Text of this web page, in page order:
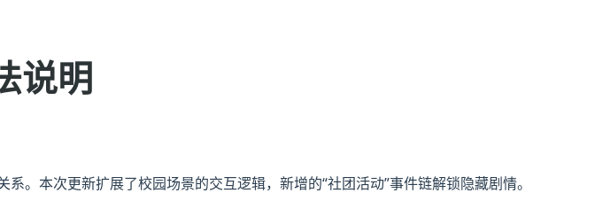
说明
。本次更新扩展了校园场景的交互逻辑，新增的“社团活动”事件链解锁隐藏剧情。